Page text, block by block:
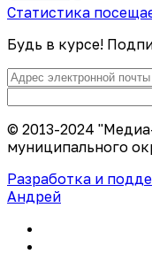
Статистика
Будь в курсе!
© 2013-2024
муниципального
Разработка и
Андрей